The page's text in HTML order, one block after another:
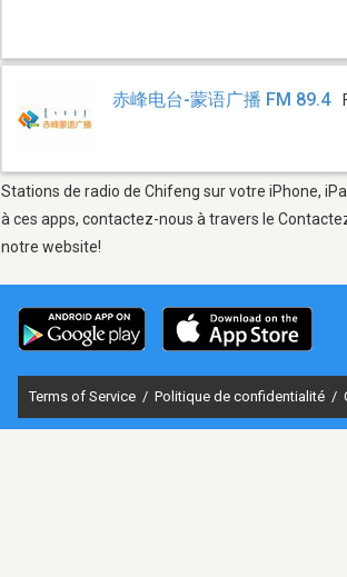
赤峰电台-蒙语广播 FM 89.4
Stations de radio de Chifeng sur votre iPhone,
à ces apps, contactez-nous à travers le
notre website!
Terms of Service / Politique de confidentialité /